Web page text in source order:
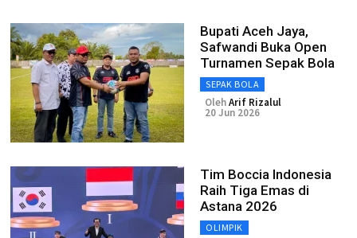
Bupati Aceh Jaya,
Safwandi Buka Open
Turnamen Sepak Bola
SEPAK BOLA
OlehArif Rizalul
20 Jun 2026
Tim Boccia Indonesia
Raih Tiga Emas di
Astana 2026
OLIMPIK